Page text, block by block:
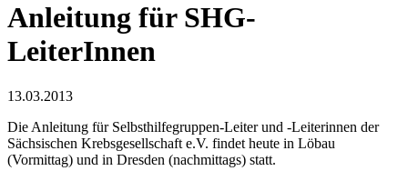
Anleitung für SHG-
LeiterInnen
13.03.2013
Die Anleitung für Selbsthilfegruppen-Leiter und -Leiterinnen der
Sächsischen Krebsgesellschaft e.V. findet heute in Löbau
(Vormittag) und in Dresden (nachmittags) statt.